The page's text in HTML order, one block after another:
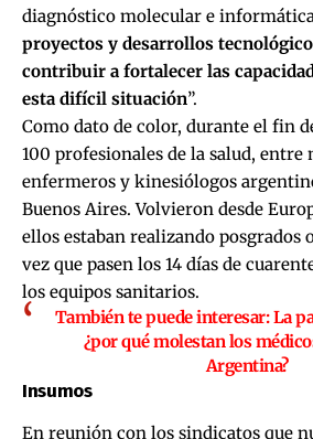
diagnóstico molecular e
proyectos y desarrollos
contribuir a fortalecer las
esta difícil situación”.
Como dato de color, durante el fin
100 profesionales de la salud, entre
enfermeros y kinesiólogos
Buenos Aires. Volvieron desde
ellos estaban realizando posgrados
vez que pasen los 14 días de
los equipos sanitarios.
También te puede interesar:La
¿por qué molestan los
Argentina?
Insumos
En reunión con los sindicatos que